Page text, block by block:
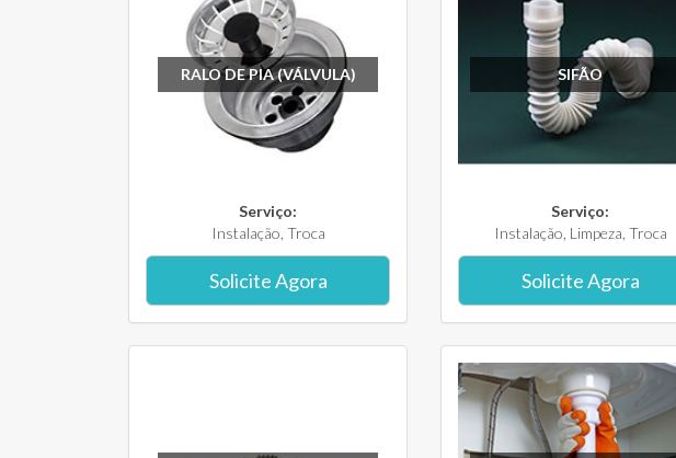
RALO DE PIA (VÁLVULA)
Serviço:
Instalação, Troca
Solicite Agora
SIFÃO
Serviço:
Instalação, Limpeza, Troca
Solicite Agora